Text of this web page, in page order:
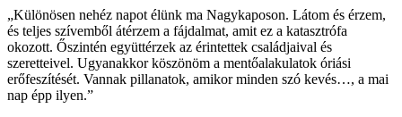
„Különösen nehéz napot élünk ma Nagykaposon. Látom és érzem,
és teljes szívemből átérzem a fájdalmat, amit ez a katasztrófa
okozott. Őszintén együttérzek az érintettek családjaival és
szeretteivel. Ugyanakkor köszönöm a mentőalakulatok óriási
erőfeszítését. Vannak pillanatok, amikor minden szó kevés…, a mai
nap épp ilyen.”